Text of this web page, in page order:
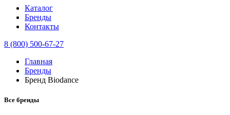
Каталог
Бренды
Контакты
8 (800) 500-67-27
Главная
Бренды
Бренд Biodance
Все бренды